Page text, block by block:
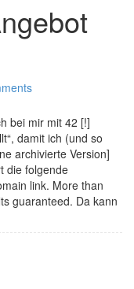
bei mir mit 42 [!]
damit ich (und so
archivierte Version]
die folgende
link. More than
guaranteed. Da kann